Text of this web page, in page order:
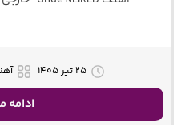
۲۵ تیر ۱۴۰۵
ادامه